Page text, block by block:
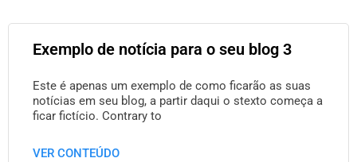
Exemplo de notícia para o seu blog 3
Este é apenas um exemplo de como ficarão as suas
notícias em seu blog, a partir daqui o stexto começa a
ficar fictício. Contrary to
VER CONTEÚDO